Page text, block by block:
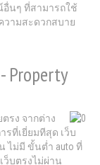
อื่นๆ ที่สามารถใช้
วามสะดวกสบาย
Property
รง จากต่าง
รที่เยี่ยมทีสุด เว็บ
ไม่มี ขั้นต่ำ auto ที่
ว็บตรงไม่ผ่าน